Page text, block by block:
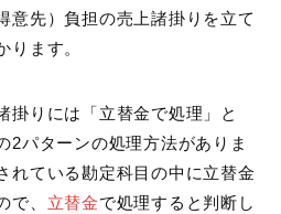
意先）負担の売上諸掛りを立て
ります。
掛りには「立替金で処理」と
2パターンの処理方法がありま
れている勘定科目の中に立替金
で、 立替金で処理すると判断し